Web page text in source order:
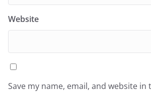
Website
Save my name, email, and website